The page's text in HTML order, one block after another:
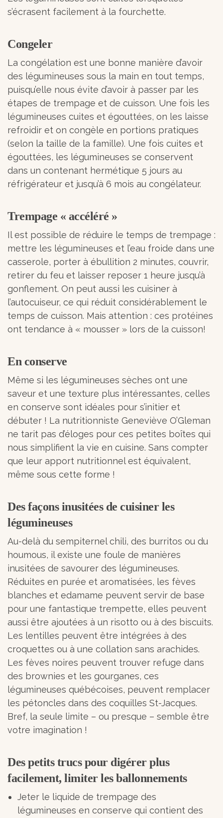
s’écrasent facilement à la fourchette.
Congeler
La congélation est une bonne manière d’avoir
des légumineuses sous la main en tout temps,
puisqu’elle nous évite d’avoir à passer par les
étapes de trempage et de cuisson. Une fois les
légumineuses cuites et égouttées, on les laisse
refroidir et on congèle en portions pratiques
(selon la taille de la famille). Une fois cuites et
égouttées, les légumineuses se conservent
dans un contenant hermétique 5 jours au
réfrigérateur et jusqu’à 6 mois au congélateur.
Trempage « accéléré »
Il est possible de réduire le temps de trempage :
mettre les légumineuses et l’eau froide dans une
casserole, porter à ébullition 2 minutes, couvrir,
retirer du feu et laisser reposer 1 heure jusqu’à
gonflement. On peut aussi les cuisiner à
l’autocuiseur, ce qui réduit considérablement le
temps de cuisson. Mais attention : ces protéines
ont tendance à « mousser » lors de la cuisson!
En conserve
Même si les légumineuses sèches ont une
saveur et une texture plus intéressantes, celles
en conserve sont idéales pour s’initier et
débuter ! La nutritionniste Geneviève O’Gleman
ne tarit pas d’éloges pour ces petites boîtes qui
nous simplifient la vie en cuisine. Sans compter
que leur apport nutritionnel est équivalent,
même sous cette forme !
Des façons inusitées de cuisiner les
légumineuses
Au-delà du sempiternel chili, des burritos ou du
houmous, il existe une foule de manières
inusitées de savourer des légumineuses.
Réduites en purée et aromatisées, les fèves
blanches et edamame peuvent servir de base
pour une fantastique trempette, elles peuvent
aussi être ajoutées à un risotto ou à des biscuits.
Les lentilles peuvent être intégrées à des
croquettes ou à une collation sans arachides.
Les fèves noires peuvent trouver refuge dans
des brownies et les gourganes, ces
légumineuses québécoises, peuvent remplacer
les pétoncles dans des coquilles St-Jacques.
Bref, la seule limite – ou presque – semble être
votre imagination !
Des petits trucs pour digérer plus
facilement, limiter les ballonnements
Jeter le liquide de trempage des
légumineuses en conserve qui contient des